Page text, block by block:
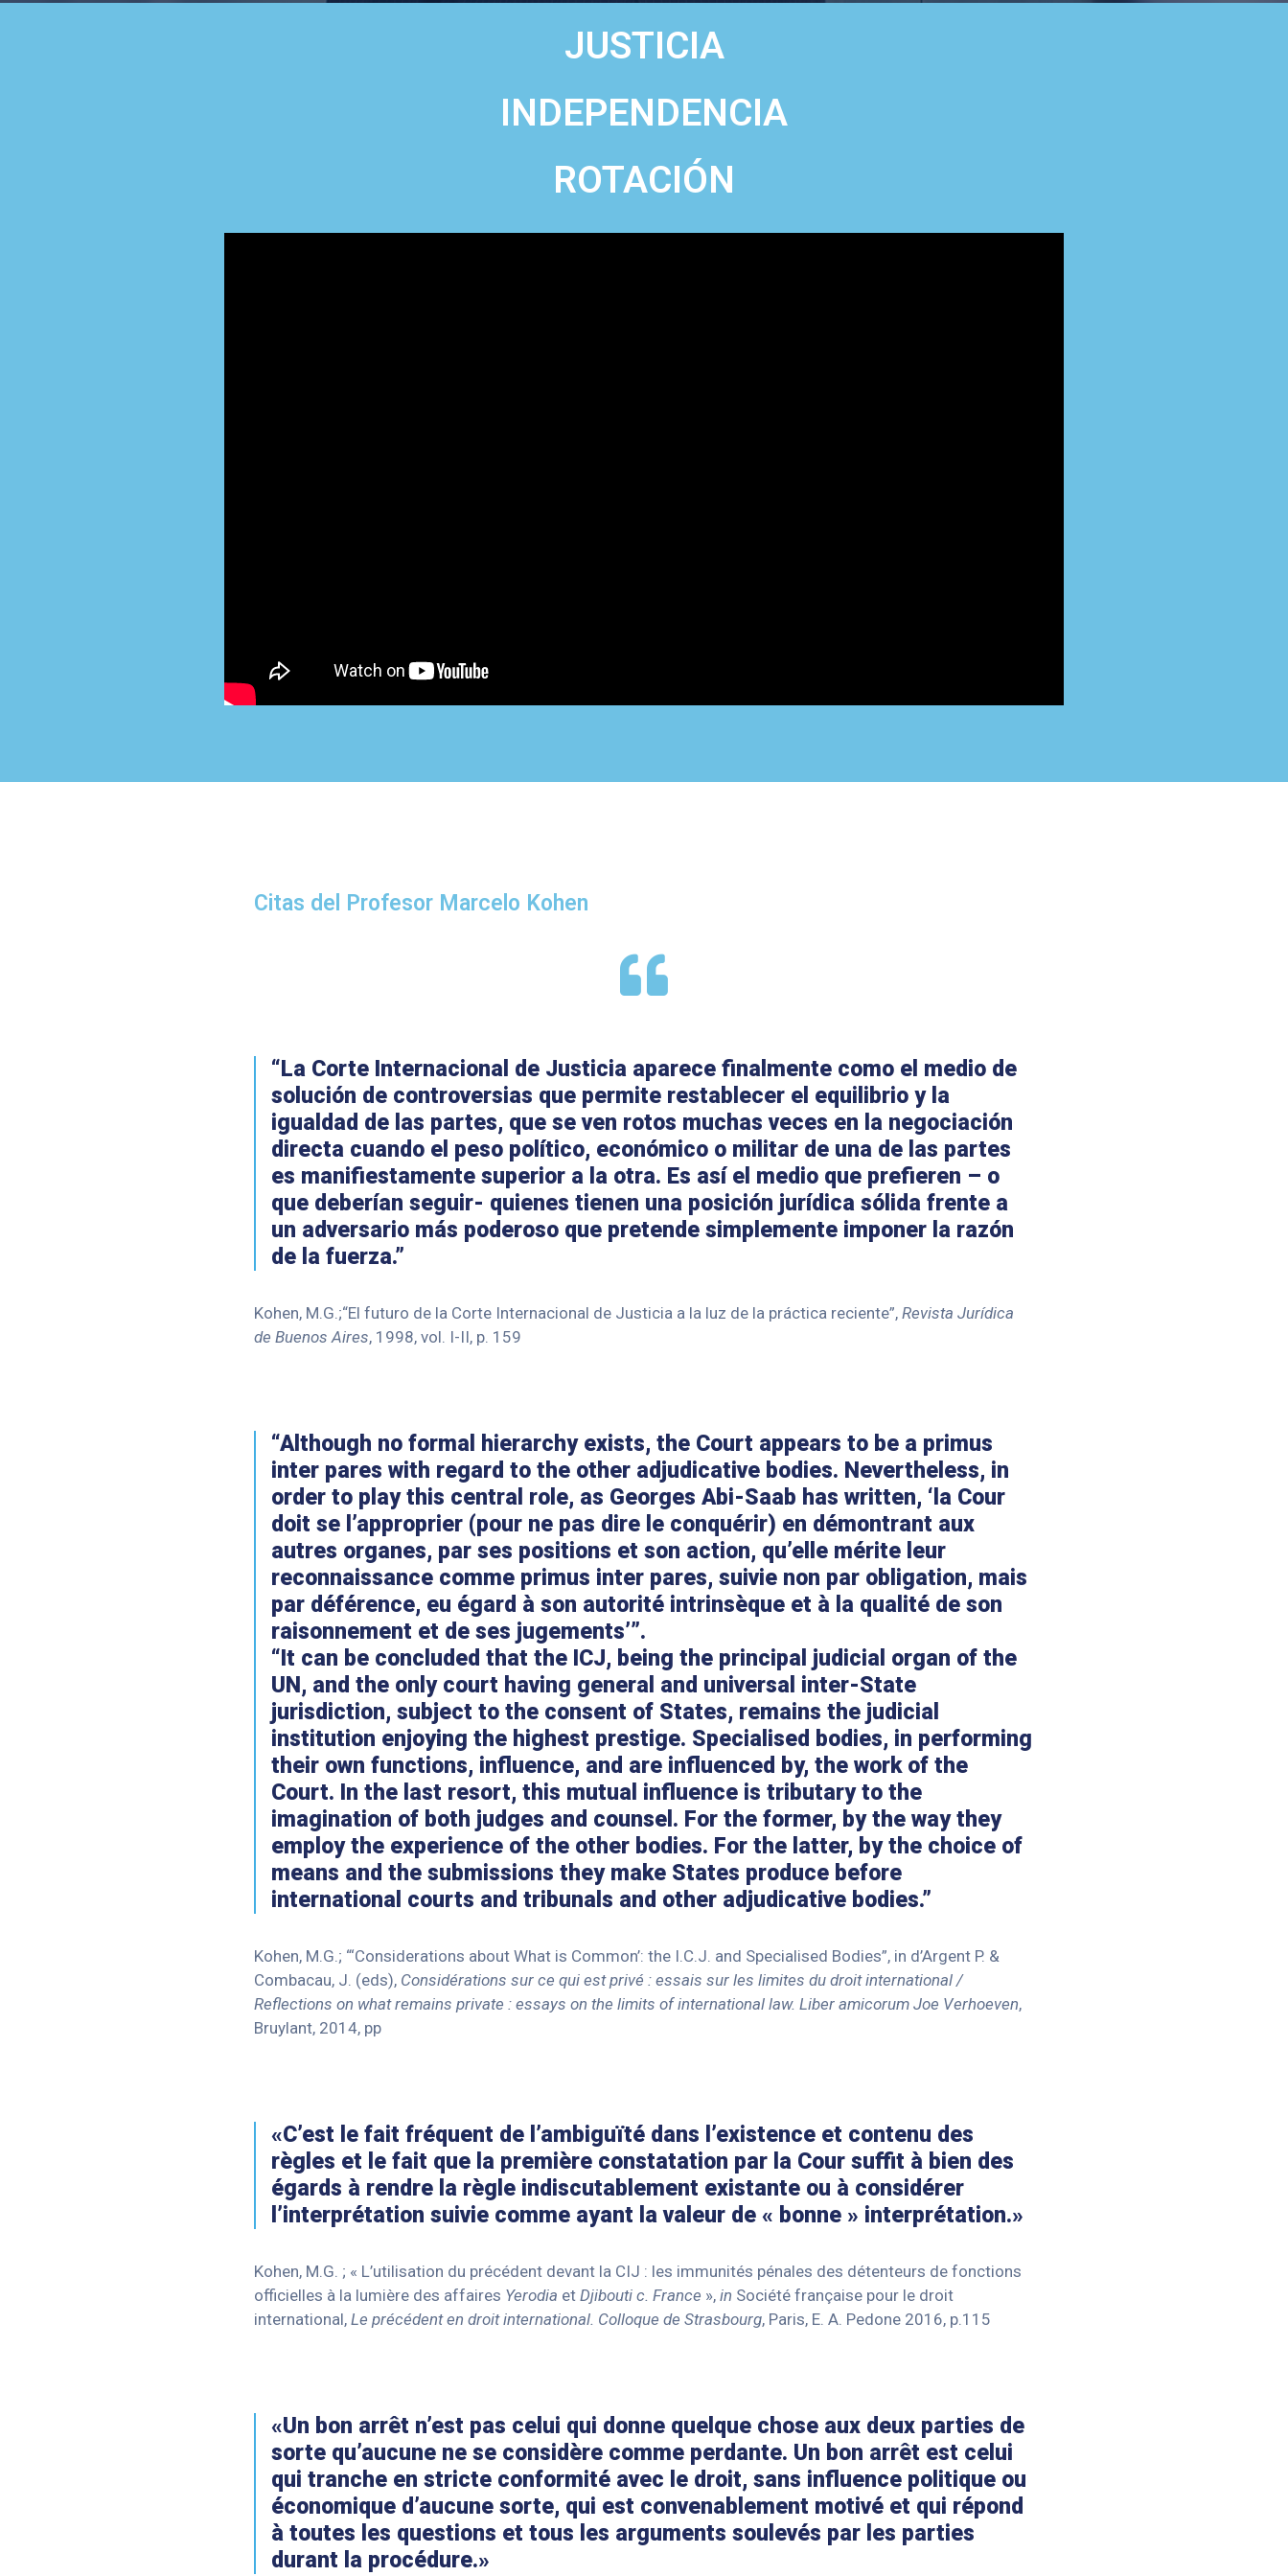
JUSTICIA
INDEPENDENCIA
ROTACIÓN
Citas del Profesor Marcelo Kohen
“La Corte Internacional de Justicia aparece finalmente como el medio de
solución de controversias que permite restablecer el equilibrio y la
igualdad de las partes, que se ven rotos muchas veces en la negociación
directa cuando el peso político, económico o militar de una de las partes
es manifiestamente superior a la otra. Es así el medio que prefieren – o
que deberían seguir- quienes tienen una posición jurídica sólida frente a
un adversario más poderoso que pretende simplemente imponer la razón
de la fuerza.”
Kohen, M.G.;“El futuro de la Corte Internacional de Justicia a la luz de la práctica reciente”,Revista Jurídica
de Buenos Aires, 1998, vol. I-II, p. 159
“Although no formal hierarchy exists, the Court appears to be a primus
inter pares with regard to the other adjudicative bodies. Nevertheless, in
order to play this central role, as Georges Abi-Saab has written, ‘la Cour
doit se l’approprier (pour ne pas dire le conquérir) en démontrant aux
autres organes, par ses positions et son action, qu’elle mérite leur
reconnaissance comme primus inter pares, suivie non par obligation, mais
par déférence, eu égard à son autorité intrinsèque et à la qualité de son
raisonnement et de ses jugements’”.
“It can be concluded that the ICJ, being the principal judicial organ of the
UN, and the only court having general and universal inter-State
jurisdiction, subject to the consent of States, remains the judicial
institution enjoying the highest prestige. Specialised bodies, in performing
their own functions, influence, and are influenced by, the work of the
Court. In the last resort, this mutual influence is tributary to the
imagination of both judges and counsel. For the former, by the way they
employ the experience of the other bodies. For the latter, by the choice of
means and the submissions they make States produce before
international courts and tribunals and other adjudicative bodies.”
Kohen, M.G.; “‘Considerations about What is Common’: the I.C.J. and Specialised Bodies”, in d’Argent P. &
Combacau, J. (eds), Considérations sur ce qui est privé : essais sur les limites du droit international /
Reflections on what remains private : essays on the limits of international law. Liber amicorum Joe Verhoeven,
Bruylant, 2014, pp
«C’est le fait fréquent de l’ambiguïté dans l’existence et contenu des
règles et le fait que la première constatation par la Cour suffit à bien des
égards à rendre la règle indiscutablement existante ou à considérer
l’interprétation suivie comme ayant la valeur de « bonne » interprétation.»
Kohen, M.G. ; « L’utilisation du précédent devant la CIJ : les immunités pénales des détenteurs de fonctions
officielles à la lumière des affaires Yerodia etDjibouti c. France »,in Société française pour le droit
international,Le précédent en droit international. Colloque de Strasbourg, Paris, E. A. Pedone 2016, p.115
«Un bon arrêt n’est pas celui qui donne quelque chose aux deux parties de
sorte qu’aucune ne se considère comme perdante. Un bon arrêt est celui
qui tranche en stricte conformité avec le droit, sans influence politique ou
économique d’aucune sorte, qui est convenablement motivé et qui répond
à toutes les questions et tous les arguments soulevés par les parties
durant la procédure.»